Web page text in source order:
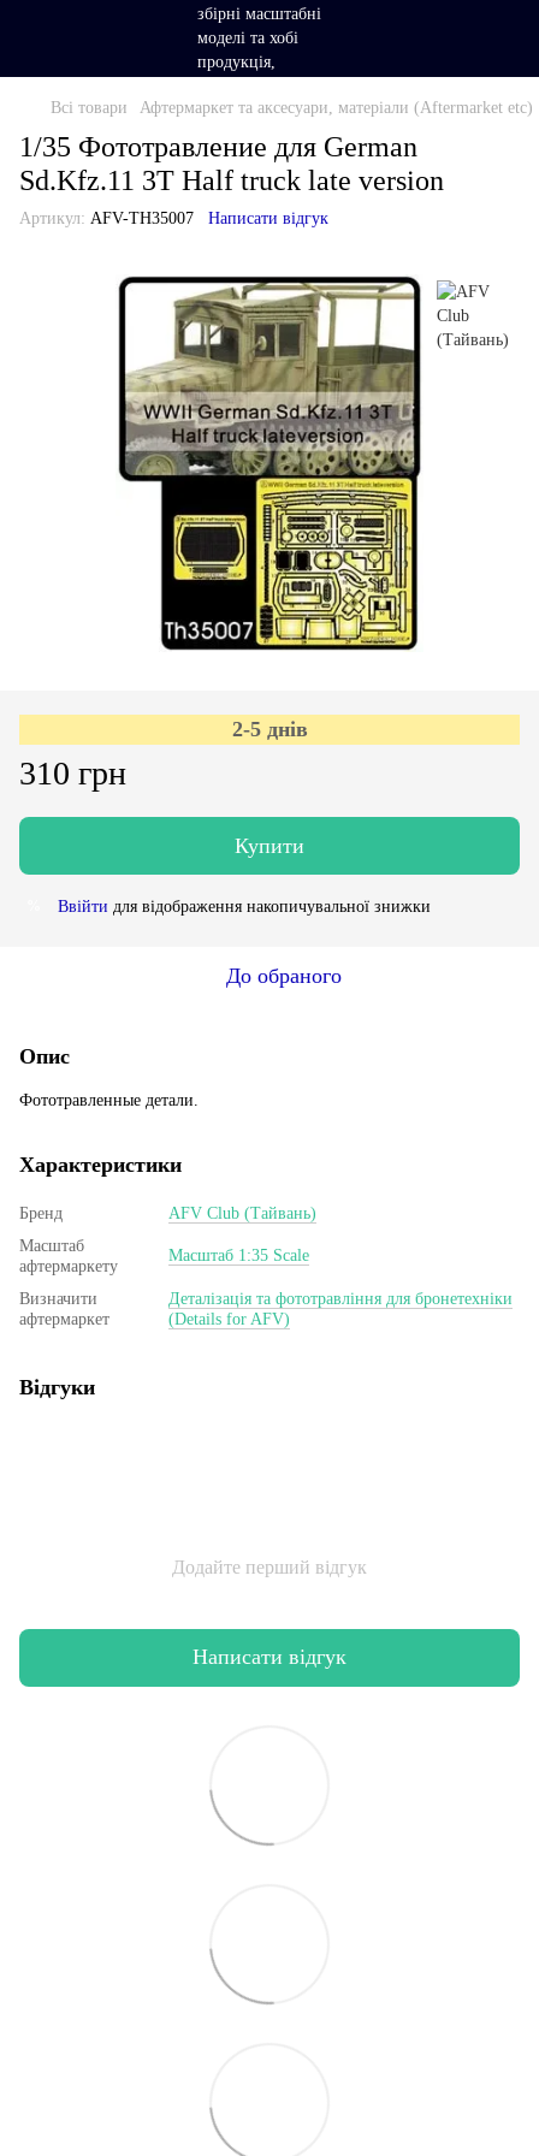
Всі товари Афтермаркет та аксесуари, матеріали (Aftermarket etc)
1/35 Фототравление для German
Sd.Kfz.11 3T Half truck late version
Артикул: AFV-TH35007 Написати відгук
2-5 днів
310 грн
Купити
Ввійти для відображення накопичувальної знижки
До обраного
Опис
Фототравленные детали.
Характеристики
Бренд
AFV Club (Тайвань)
Масштаб
афтермаркету
Масштаб 1:35 Scale
Визначити
афтермаркет
Деталізація та фототравління для бронетехніки
(Details for AFV)
Відгуки
Додайте перший відгук
Написати відгук